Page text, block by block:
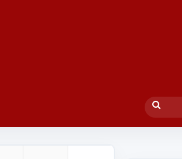
بحث
عن